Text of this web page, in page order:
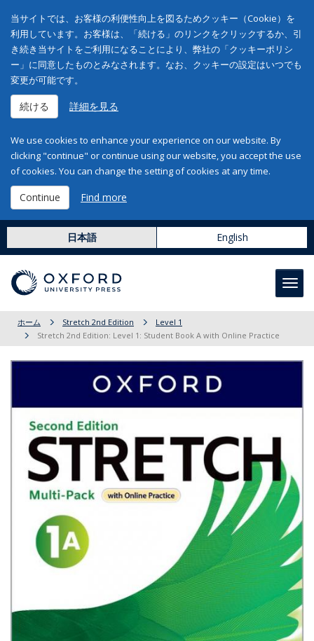
当サイトでは、お客様の利便性向上を図るためクッキー（Cookie）を
利用しています。お客様は、「続ける」のリンクをクリックするか、引
き続き当サイトをご利用になることにより、弊社の「クッキーポリシ
ー」に同意したものとみなされます。なお、クッキーの設定はいつでも
変更が可能です。
続ける 詳細を見る
We use cookies to enhance your experience on our website. By
clicking "continue" or continue using our website, you accept the use
of cookies. You can change the setting of cookies at any time.
Continue Find more
日本語 English
ホーム Stretch 2nd Edition
Level 1
Stretch 2nd Edition: Level 1: Student Book A with Online Practice